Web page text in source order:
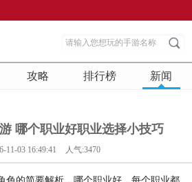
攻略 排行榜 新闻
哪个职业好职业选择小技巧
11-03 16:49:41 人气:3470